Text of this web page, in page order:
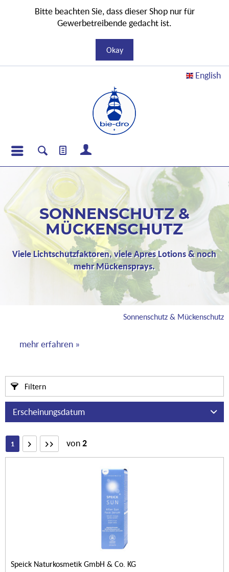
English
SONNENSCHUTZ &
MÜCKENSCHUTZ
Viele Lichtschutzfaktoren, viele Apres Lotions & noch
mehr Mückensprays.
Sonnenschutz & Mückenschutz
mehr erfahren »
Filtern
1 von2
Speick Naturkosmetik GmbH & Co. KG
Bitte beachten Sie, dass dieser Shop nur für
Gewerbetreibende gedacht ist.
Okay